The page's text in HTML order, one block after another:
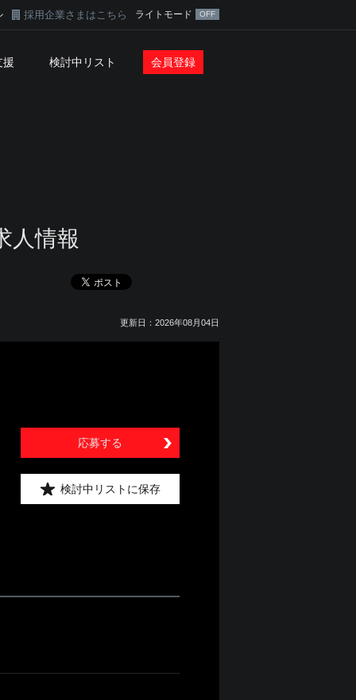
採用企業さまはこちら ライトモード
援 検討中リスト 会員登録
人情報
更新日：2026年08月04日
応募する
検討中リストに保存